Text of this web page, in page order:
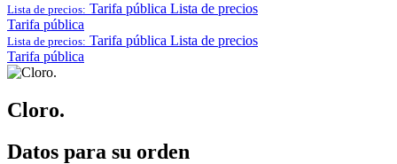
Lista de precios: Tarifa pública Lista de precios
Tarifa pública
Lista de precios: Tarifa pública Lista de precios
Tarifa pública
Cloro.
Datos para su orden